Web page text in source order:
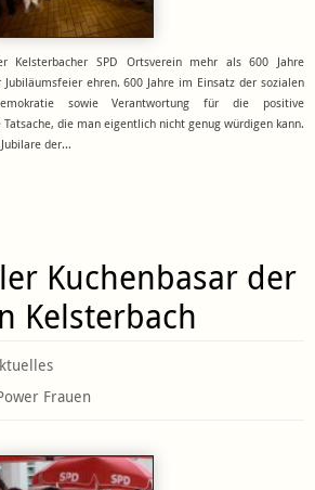
Kelsterbacher SPD Ortsverein mehr als 600 Jahre
ehren. 600 Jahre im Einsatz der sozialen
sowie Verantwortung für die positive
die man eigentlich nicht genug würdigen kann.
der…
Kuchenbasar der
Kelsterbach
Frauen